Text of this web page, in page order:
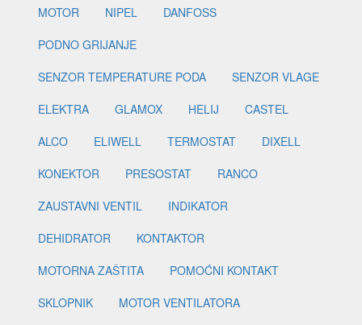
MOTOR
NIPEL
DANFOSS
PODNO GRIJANJE
SENZOR TEMPERATURE PODA
SENZOR VLAGE
ELEKTRA
GLAMOX HELIJ
CASTEL
ALCO
ELIWELL TERMOSTAT
DIXELL
KONEKTOR
PRESOSTAT
RANCO
ZAUSTAVNI VENTIL
INDIKATOR
DEHIDRATOR
KONTAKTOR
MOTORNA ZAŠTITA
POMOĆNI KONTAKT
SKLOPNIK
MOTOR VENTILATORA